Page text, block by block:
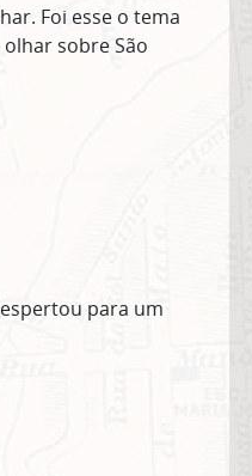
Foi esse o tema
sobre São
para um